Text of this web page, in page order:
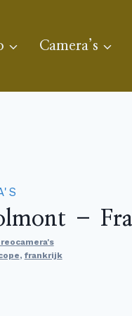
Camera’s
–
, frankrijk